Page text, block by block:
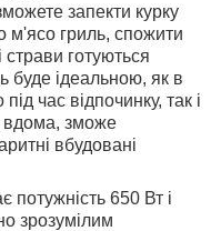
запекти курку
м'ясо гриль, спожити
страви готуються
буде ідеальною, як в
час відпочинку, так і
вдома, зможе
вбудовані
потужність 650 Вт і
зрозумілим